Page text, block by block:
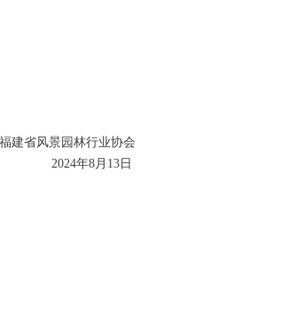
福建省风景园林行业协会
2024年8月13日